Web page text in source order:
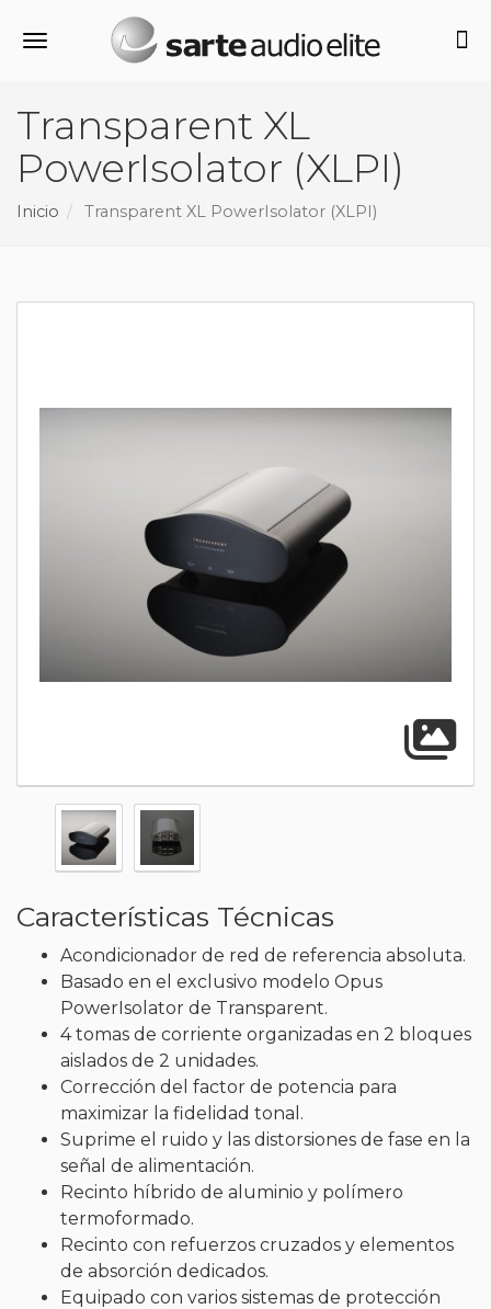
Alternar navegación
Transparent XL
PowerIsolator (XLPI)
Inicio Transparent XL PowerIsolator (XLPI)
Características Técnicas
Acondicionador de red de referencia absoluta.
Basado en el exclusivo modelo Opus
PowerIsolator de Transparent.
4 tomas de corriente organizadas en 2 bloques
aislados de 2 unidades.
Corrección del factor de potencia para
maximizar la fidelidad tonal.
Suprime el ruido y las distorsiones de fase en la
señal de alimentación.
Recinto híbrido de aluminio y polímero
termoformado.
Recinto con refuerzos cruzados y elementos
de absorción dedicados.
Equipado con varios sistemas de protección